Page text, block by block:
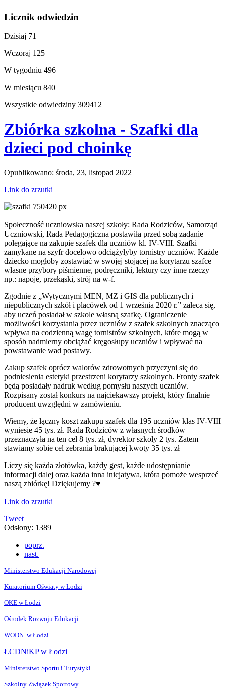
Licznik odwiedzin
Dzisiaj 71
Wczoraj 125
W tygodniu 496
W miesiącu 840
Wszystkie odwiedziny 309412
Zbiórka szkolna - Szafki dla
dzieci pod choinkę
Opublikowano: środa, 23, listopad 2022
Link do zrzutki
Społeczność uczniowska naszej szkoły: Rada Rodziców, Samorząd
Uczniowski, Rada Pedagogiczna postawiła przed sobą zadanie
polegające na zakupie szafek dla uczniów kl. IV-VIII. Szafki
zamykane na szyfr docelowo odciążyłyby tornistry uczniów. Każde
dziecko mogłoby zostawiać w swojej stojącej na korytarzu szafce
własne przybory piśmienne, podręczniki, lektury czy inne rzeczy
np.: napoje, przekąski, strój na w-f.
Zgodnie z „Wytycznymi MEN, MZ i GIS dla publicznych i
niepublicznych szkół i placówek od 1 września 2020 r.” zaleca się,
aby uczeń posiadał w szkole własną szafkę. Ograniczenie
możliwości korzystania przez uczniów z szafek szkolnych znacząco
wpływa na codzienną wagę tornistrów szkolnych, które mogą w
sposób nadmierny obciążać kręgosłupy uczniów i wpływać na
powstawanie wad postawy.
Zakup szafek oprócz walorów zdrowotnych przyczyni się do
podniesienia estetyki przestrzeni korytarzy szkolnych. Fronty szafek
będą posiadały nadruk według pomysłu naszych uczniów.
Rozpisany został konkurs na najciekawszy projekt, który finalnie
producent uwzględni w zamówieniu.
Wiemy, że łączny koszt zakupu szafek dla 195 uczniów klas IV-VIII
wyniesie 45 tys. zł. Rada Rodziców z własnych środków
przeznaczyła na ten cel 8 tys. zł, dyrektor szkoły 2 tys. Zatem
stawiamy sobie cel zebrania brakującej kwoty 35 tys. zł
Liczy się każda złotówka, każdy gest, każde udostępnianie
informacji dalej oraz każda inna inicjatywa, która pomoże wesprzeć
naszą zbiórkę! Dziękujemy ?♥️
Link do zrzutki
Tweet
Odsłony: 1389
poprz.
nast.
Ministerstwo Edukacji Narodowej
Kuratorium Oświaty w Łodzi
OKE w Łodzi
Ośrodek Rozwoju Edukacji
WODN w Łodzi
ŁCDNiKP w Łodzi
Ministerstwo Sportu i Turystyki
Szkolny Związek Sportowy